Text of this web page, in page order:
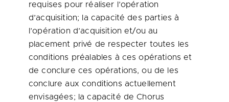
requises pour réaliser l’opération
d’acquisition; la capacité des parties à
l’opération d’acquisition et/ou au
placement privé de respecter toutes les
conditions préalables à ces opérations et
de conclure ces opérations, ou de les
conclure aux conditions actuellement
envisagées; la capacité de Chorus